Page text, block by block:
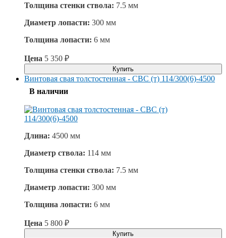
Толщина стенки ствола: 7.5 мм
Диаметр лопасти: 300 мм
Толщина лопасти: 6 мм
Цена 5 350 ₽
Купить
Винтовая свая толстостенная - СВС (т) 114/300(6)-4500
В наличии
Длина: 4500 мм
Диаметр ствола: 114 мм
Толщина стенки ствола: 7.5 мм
Диаметр лопасти: 300 мм
Толщина лопасти: 6 мм
Цена 5 800 ₽
Купить